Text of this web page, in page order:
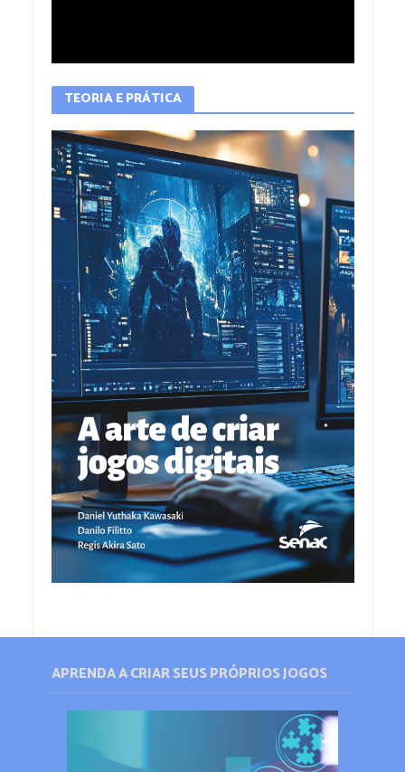
TEORIA E PRÁTICA
APRENDA A CRIAR SEUS PRÓPRIOS JOGOS